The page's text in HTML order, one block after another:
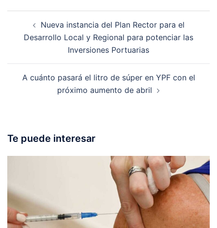
navigationNueva instancia del Plan Rector para el
Desarrollo Local y Regional para potenciar las
Inversiones Portuarias
A cuánto pasará el litro de súper en YPF con el
próximo aumento de abril
Te puede interesar